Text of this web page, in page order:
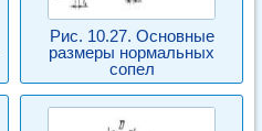
Рис. 10.27. Основные
размеры нормальных
сопел